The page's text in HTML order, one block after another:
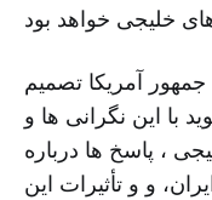
آمریکا تصمیم
با این نگرانی ها و
، پاسخ ها درباره
و و تأثیرات این